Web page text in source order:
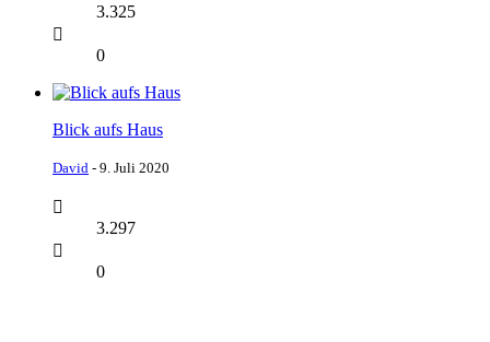
3.325
0
Blick aufs Haus
David - 9. Juli 2020
3.297
0